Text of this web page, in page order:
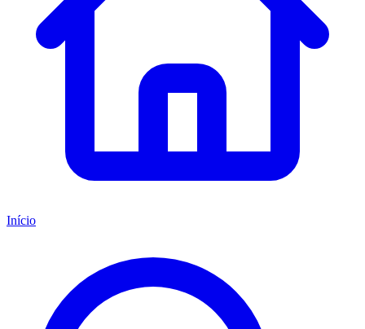
Início